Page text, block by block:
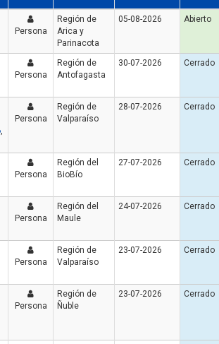
Persona
Región de
Arica y
Parinacota
05-08-2026 Abierto
Persona
Región de
Antofagasta
30-07-2026 Cerrado
,
Persona
Región de
Valparaíso
28-07-2026 Cerrado
Persona
Región del
BioBío
27-07-2026 Cerrado
Persona
Región del
Maule
24-07-2026 Cerrado
Persona
Región de
Valparaíso
23-07-2026 Cerrado
Persona
Región de
Ñuble
23-07-2026 Cerrado
Artículo